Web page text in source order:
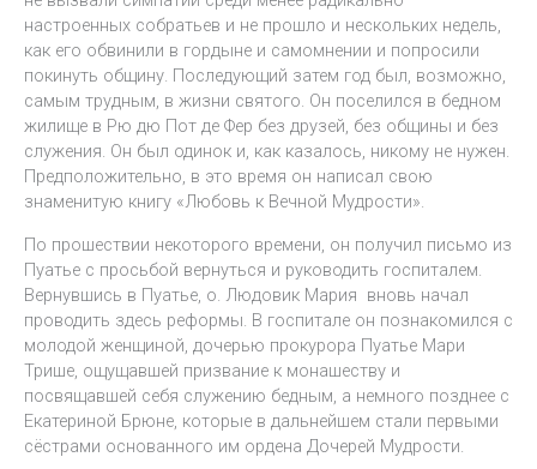
настроенных собратьев и не прошло и нескольких недель,
как его обвинили в гордыне и самомнении и попросили
покинуть общину. Последующий затем год был, возможно,
самым трудным, в жизни святого. Он поселился в бедном
жилище в Рю дю Пот де Фер без друзей, без общины и без
служения. Он был одинок и, как казалось, никому не нужен.
Предположительно, в это время он написал свою
знаменитую книгу «Любовь к Вечной Мудрости».
По прошествии некоторого времени, он получил письмо из
Пуатье с просьбой вернуться и руководить госпиталем.
Вернувшись в Пуатье, о. Людовик Мария вновь начал
проводить здесь реформы. В госпитале он познакомился с
молодой женщиной, дочерью прокурора Пуатье Мари
Трише, ощущавшей призвание к монашеству и
посвящавшей себя служению бедным, а немного позднее с
Екатериной Брюне, которые в дальнейшем стали первыми
сёстрами основанного им ордена Дочерей Мудрости.